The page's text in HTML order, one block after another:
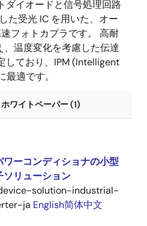
ダイオードと信号処理回路
た受光 IC を用いた、オー
フォトカプラです。 高耐
、温度変化を考慮した伝達
しており、IPM (Intelligent
適です。
ワイトペーパー (1)
ーコンディショナの小型
ソリューション
solution-industrial-
ja English简体中文